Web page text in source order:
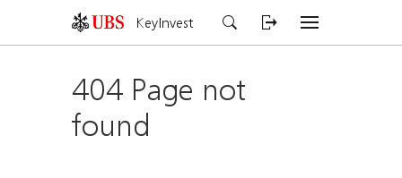
KeyInvest
404 Page not
found